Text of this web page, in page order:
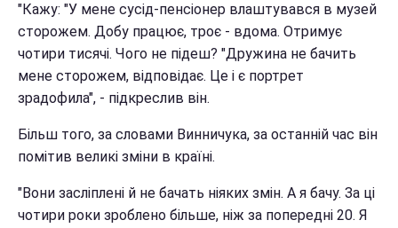
"Кажу: "У мене сусід-пенсіонер влаштувався в музей
сторожем. Добу працює, троє - вдома. Отримує
чотири тисячі. Чого не підеш? "Дружина не бачить
мене сторожем, відповідає. Це і є портрет
зрадофила", - підкреслив він.
Більш того, за словами Винничука, за останній час він
помітив великі зміни в країні.
"Вони засліплені й не бачать ніяких змін. А я бачу. За ці
чотири роки зроблено більше, ніж за попередні 20. Я